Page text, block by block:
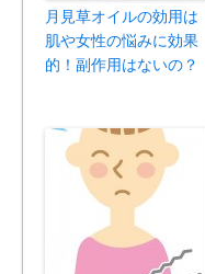
月見草オイルの効用は
肌や女性の悩みに効果
的！副作用はないの？